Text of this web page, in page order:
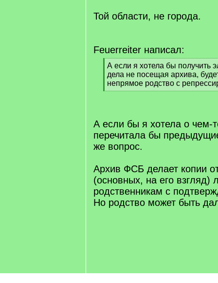
q
]
Той области, не города.
Feuerreiter написал:
[
q
]
А если я хотела бы получить
дела не посещая архива,
непрямое родство с
[
А если бы я хотела о чем-
перечитала бы
же вопрос.
Архив ФСБ делает копии
(основных, на его взгляд)
родственникам с
Но родство может быть